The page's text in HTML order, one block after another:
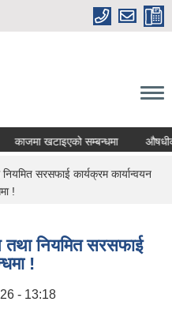
काजमा खटाइएको सम्बन्धमा औषधीको
सरसफाई कार्यक्रम कार्यान्वयन
!
नियमित सरसफाई
!
- 13:18